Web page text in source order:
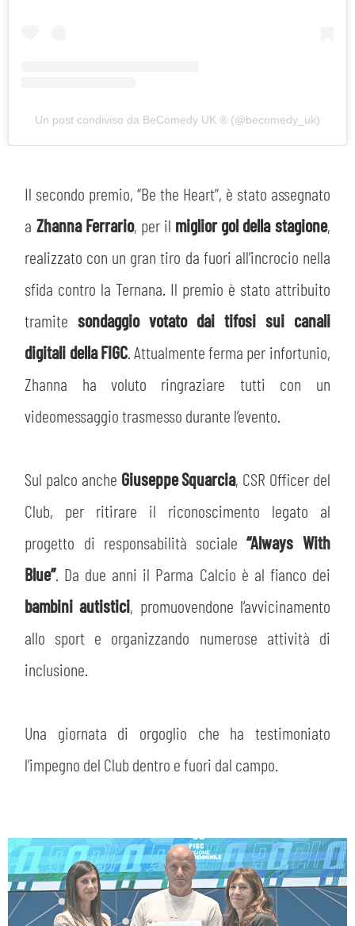
Un post condiviso da BeComedy UK ®️ (@becomedy_uk)
Il secondo premio, “Be the Heart”, è stato assegnato
a Zhanna Ferrario, per il miglior gol della stagione,
realizzato con un gran tiro da fuori all’incrocio nella
sfida contro la Ternana. Il premio è stato attribuito
tramitesondaggio votato dai tifosi sui canali
digitali della FIGC. Attualmente ferma per infortunio,
Zhanna ha voluto ringraziare tutti con un
videomessaggio trasmesso durante l’evento.
Sul palco anche Giuseppe Squarcia, CSR Officer del
Club, per ritirare il riconoscimento legato al
progetto di responsabilità sociale“Always With
Blue”. Da due anni il Parma Calcio è al fianco dei
bambini autistici, promuovendone l’avvicinamento
allo sport e organizzando numerose attività di
inclusione.
Una giornata di orgoglio che ha testimoniato
l’impegno del Club dentro e fuori dal campo.